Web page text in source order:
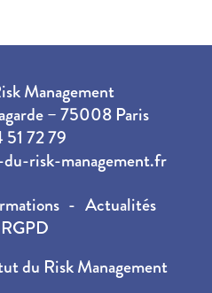
Management
– 75008 Paris
72 79
risk-management.fr
Actualités
RGPD
du Risk Management